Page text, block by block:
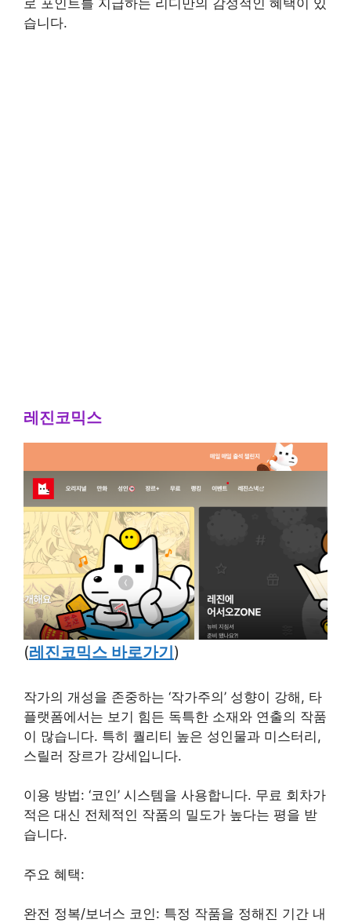
로 포인트를 지급하는 리디만의 감성적인 혜택이 있
습니다.
레진코믹스
(레진코믹스 바로가기)
작가의 개성을 존중하는 ‘작가주의’ 성향이 강해, 타
플랫폼에서는 보기 힘든 독특한 소재와 연출의 작품
이 많습니다. 특히 퀄리티 높은 성인물과 미스터리,
스릴러 장르가 강세입니다.
이용 방법: ‘코인’ 시스템을 사용합니다. 무료 회차가
적은 대신 전체적인 작품의 밀도가 높다는 평을 받
습니다.
주요 혜택:
완전 정복/보너스 코인: 특정 작품을 정해진 기간 내